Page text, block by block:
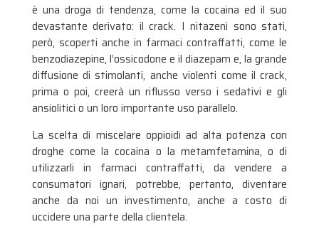
è una droga di tendenza, come la cocaina ed il suo
devastante derivato: il crack. I nitazeni sono stati,
però, scoperti anche in farmaci contraffatti, come le
benzodiazepine, l’ossicodone e il diazepam e, la grande
diffusione di stimolanti, anche violenti come il crack,
prima o poi, creerà un riflusso verso i sedativi e gli
ansiolitici o un loro importante uso parallelo.
La scelta di miscelare oppioidi ad alta potenza con
droghe come la cocaina o la metamfetamina, o di
utilizzarli in farmaci contraffatti, da vendere a
consumatori ignari, potrebbe, pertanto, diventare
anche da noi un investimento, anche a costo di
uccidere una parte della clientela.